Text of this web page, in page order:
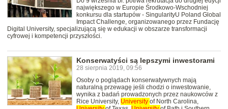
największego w Europie Środkowo-Wschodniej
konkursu dla startupów - SingularityU Poland Global
Impact Challenge, organizowanego przez Fundację
Digital University, specjalizującą się w edukacji w obszarze transformacji
cyfrowej i kompetencji przyszłości.
Konserwatyści są lepszymi inwestorami
28 sierpnia 2019, 09:56
Osoby o poglądach konserwatywnych mają
naturalną przewagę jeśli chodzi o inwestowanie,
wynika z badań prowadzonych przez naukowców z
Rice University, University of North Carolina,